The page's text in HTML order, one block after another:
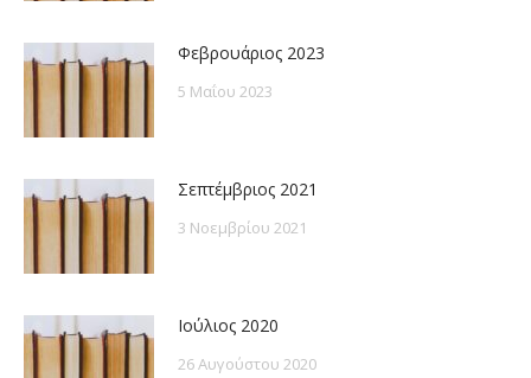
Φεβρουάριος 2023
5 Μαΐου 2023
Σεπτέμβριος 2021
3 Νοεμβρίου 2021
Ιούλιος 2020
26 Αυγούστου 2020